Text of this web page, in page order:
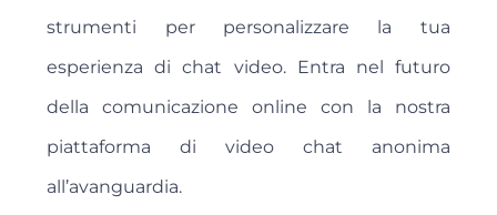
strumenti per personalizzare la tua
esperienza di chat video. Entra nel futuro
della comunicazione online con la nostra
piattaforma di video chat anonima
all’avanguardia.